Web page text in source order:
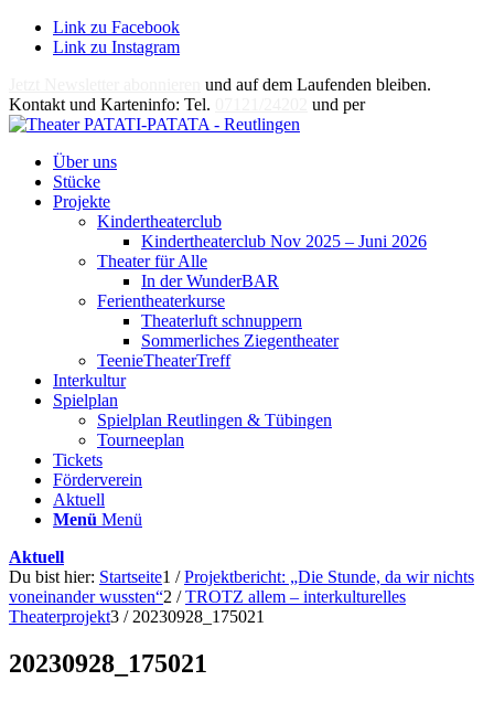
Link zu Facebook
Link zu Instagram
und auf dem Laufenden bleiben.
Kontakt und Karteninfo: Tel.
und per
Über uns
Stücke
Projekte
Kindertheaterclub
Kindertheaterclub Nov 2025 – Juni 2026
Theater für Alle
In der WunderBAR
Ferientheaterkurse
Theaterluft schnuppern
Sommerliches Ziegentheater
TeenieTheaterTreff
Interkultur
Spielplan
Spielplan Reutlingen & Tübingen
Tourneeplan
Tickets
Förderverein
Aktuell
Menü Menü
Aktuell
Du bist hier: Startseite1 / Projektbericht: „Die Stunde, da wir nichts
voneinander wussten“2 / TROTZ allem – interkulturelles
Theaterprojekt3 / 20230928_175021
20230928_175021